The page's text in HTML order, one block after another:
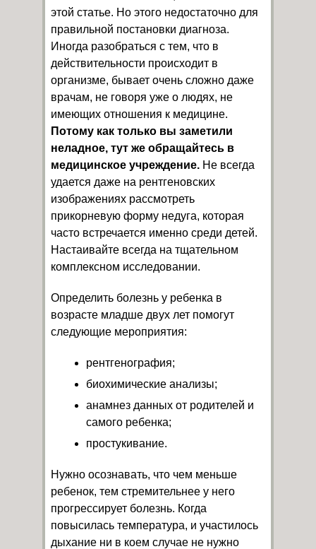
этой статье. Но этого недостаточно для
правильной постановки диагноза.
Иногда разобраться с тем, что в
действительности происходит в
организме, бывает очень сложно даже
врачам, не говоря уже о людях, не
имеющих отношения к медицине.
Потому как только вы заметили
неладное, тут же обращайтесь в
медицинское учреждение. Не всегда
удается даже на рентгеновских
изображениях рассмотреть
прикорневую форму недуга, которая
часто встречается именно среди детей.
Настаивайте всегда на тщательном
комплексном исследовании.
Определить болезнь у ребенка в
возрасте младше двух лет помогут
следующие мероприятия:
рентгенография;
биохимические анализы;
анамнез данных от родителей и
самого ребенка;
простукивание.
Нужно осознавать, что чем меньше
ребенок, тем стремительнее у него
прогрессирует болезнь. Когда
повысилась температура, и участилось
дыхание ни в коем случае не нужно